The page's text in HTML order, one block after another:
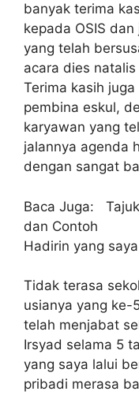
banyak terima
kepada OSIS
yang telah
acara dies
Terima kasih
pembina eskul,
karyawan yang
jalannya agenda
dengan sangat
Baca Juga:
dan Contoh
Hadirin yang
Tidak terasa
usianya yang ke-
telah menjabat
Irsyad selama 5
yang saya lalui
pribadi merasa